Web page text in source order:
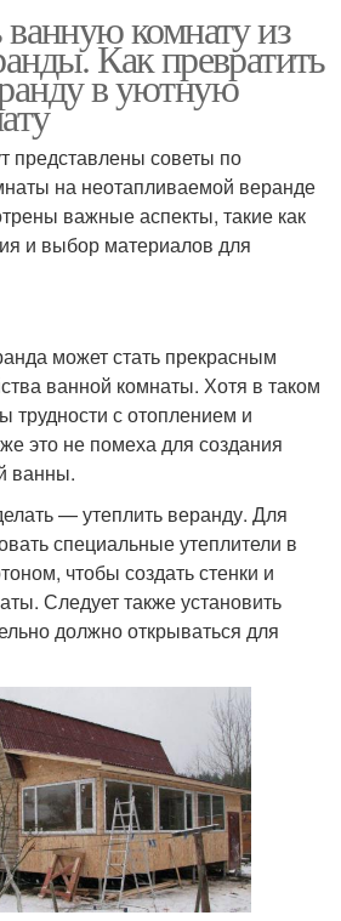
ванную комнату из
Как превратить
в уютную
представлены советы по
на неотапливаемой веранде
важные аспекты, такие как
и выбор материалов для
может стать прекрасным
ванной комнаты. Хотя в таком
с отоплением и
это не помеха для создания
ванны.
— утеплить веранду. Для
специальные утеплители в
чтобы создать стенки и
Следует также установить
должно открываться для